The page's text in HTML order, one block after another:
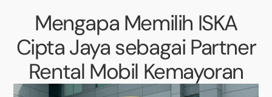
Mengapa Memilih ISKA
Cipta Jaya sebagai Partner
Rental Mobil Kemayoran